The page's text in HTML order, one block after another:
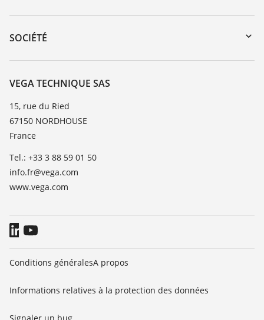
DTM Collection/PACTware
Retour d'appareil
Formations
Liste de compatibilité chimique
TeamViewer
SOCIÉTÉ
Carrière
À propos de VEGA
Contact
News
Presse
Blog
VEGA TECHNIQUE SAS
15, rue du Ried
67150 NORDHOUSE
France
Tel.: +33 3 88 59 01 50
info.fr@vega.com
www.vega.com
Conditions généralesA propos
Informations relatives à la protection des données